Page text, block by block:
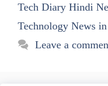
Tech Diary Hindi
Technology News
Leave a